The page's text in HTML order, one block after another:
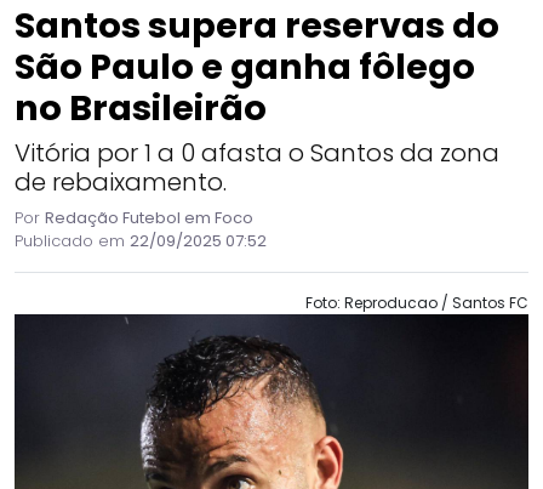
Santos supera reservas do
São Paulo e ganha fôlego
no Brasileirão
Vitória por 1 a 0 afasta o Santos da zona
de rebaixamento.
Por Redação Futebol em Foco
Publicado em 22/09/2025 07:52
Foto: Reproducao / Santos FC